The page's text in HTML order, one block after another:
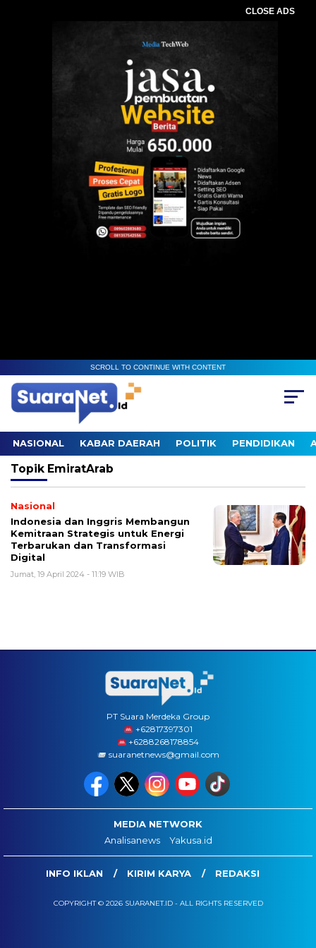
CLOSE ADS
SCROLL TO CONTINUE WITH CONTENT
NASIONAL KABAR DAERAH POLITIK PENDIDIKAN
Topik EmiratArab
Nasional
Indonesia dan Inggris Membangun
Kemitraan Strategis untuk Energi
Terbarukan dan Transformasi
Digital
Jumat, 19 April 2024 - 11:19 WIB
PT Suara Merdeka Group
‪+62817397301
+6288268178854
suaranetnews@gmail.com
MEDIA NETWORK
Analisanews
Yakusa.id
INFO IKLAN KIRIM KARYA REDAKSI
COPYRIGHT © 2026 SUARANET.ID - ALL RIGHTS RESERVED